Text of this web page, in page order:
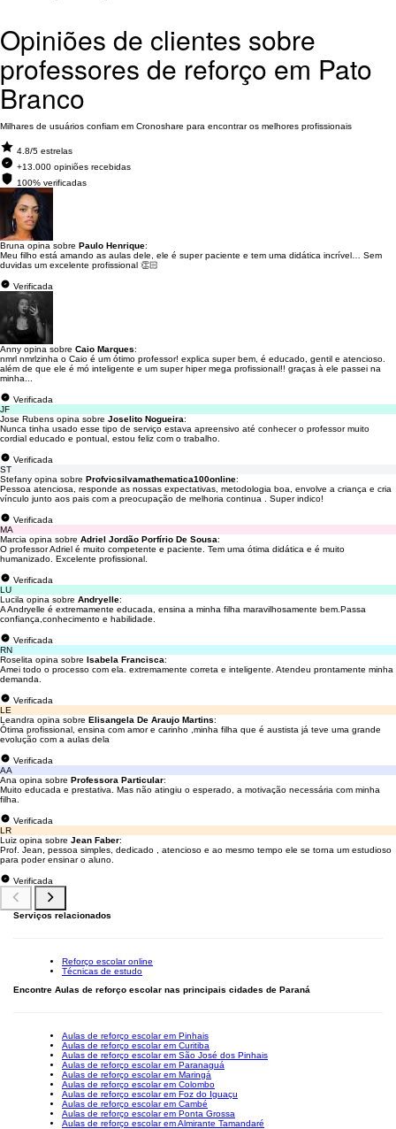
Opiniões de clientes sobre
professores de reforço em Pato
Branco
Milhares de usuários confiam em Cronoshare para encontrar os melhores profissionais
4.8/5 estrelas
+13.000 opiniões recebidas
100% verificadas
Bruna opina sobre Paulo Henrique:
Meu filho está amando as aulas dele, ele é super paciente e tem uma didática incrível… Sem
duvidas um excelente profissional 👏🏻
Verificada
Anny opina sobre Caio Marques:
nmrl nmrlzinha o Caio é um ótimo professor! explica super bem, é educado, gentil e atencioso.
além de que ele é mó inteligente e um super hiper mega profissional!! graças à ele passei na
minha...
Verificada
JF
Jose Rubens opina sobre Joselito Nogueira:
Nunca tinha usado esse tipo de serviço estava apreensivo até conhecer o professor muito
cordial educado e pontual, estou feliz com o trabalho.
Verificada
ST
Stefany opina sobre Profvicsilvamathematica100online:
Pessoa atenciosa, responde as nossas expectativas, metodologia boa, envolve a criança e cria
vínculo junto aos pais com a preocupação de melhoria continua . Super indico!
Verificada
MA
Marcia opina sobre Adriel Jordão Porfírio De Sousa:
O professor Adriel é muito competente e paciente. Tem uma ótima didática e é muito
humanizado. Excelente profissional.
Verificada
LU
Lucila opina sobre Andryelle:
A Andryelle é extremamente educada, ensina a minha filha maravilhosamente bem.Passa
confiança,conhecimento e habilidade.
Verificada
RN
Roselita opina sobre Isabela Francisca:
Amei todo o processo com ela. extremamente correta e inteligente. Atendeu prontamente minha
demanda.
Verificada
LE
Leandra opina sobre Elisangela De Araujo Martins:
Ótima profissional, ensina com amor e carinho ,minha filha que é austista já teve uma grande
evolução com a aulas dela
Verificada
AA
Ana opina sobre Professora Particular:
Muito educada e prestativa. Mas não atingiu o esperado, a motivação necessária com minha
filha.
Verificada
LR
Luiz opina sobre Jean Faber:
Prof. Jean, pessoa simples, dedicado , atencioso e ao mesmo tempo ele se torna um estudioso
para poder ensinar o aluno.
Verificada
Serviços relacionados
Reforço escolar online
Técnicas de estudo
Encontre Aulas de reforço escolar nas principais cidades de Paraná
Aulas de reforço escolar em Pinhais
Aulas de reforço escolar em Curitiba
Aulas de reforço escolar em São José dos Pinhais
Aulas de reforço escolar em Paranaguá
Aulas de reforço escolar em Maringá
Aulas de reforço escolar em Colombo
Aulas de reforço escolar em Foz do Iguaçu
Aulas de reforço escolar em Cambé
Aulas de reforço escolar em Ponta Grossa
Aulas de reforço escolar em Almirante Tamandaré